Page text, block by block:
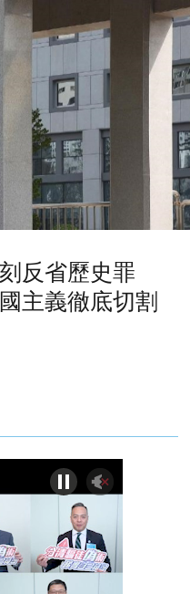
反省歷史罪
主義徹底切割